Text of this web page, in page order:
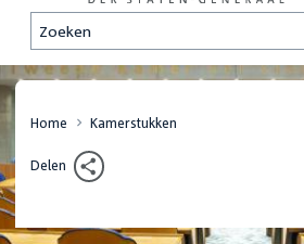
Zoeken
Home Kamerstukken
Delen